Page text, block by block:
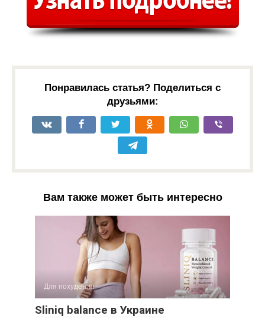
Понравилась статья? Поделиться с
друзьями:
Вам также может быть интересно
Для похудения
Sliniq balance в Украине